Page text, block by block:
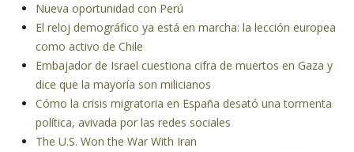
Nueva oportunidad con Perú
El reloj demográfico ya está en marcha: la lección europea
como activo de Chile
Embajador de Israel cuestiona cifra de muertos en Gaza y
dice que la mayoría son milicianos
Cómo la crisis migratoria en España desató una tormenta
política, avivada por las redes sociales
The U.S. Won the War With Iran